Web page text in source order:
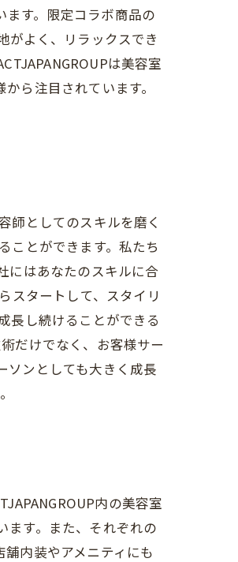
す。限定コラボ商品の
がよく、リラックスでき
は美容室
ら注目されています。
師としてのスキルを磨く
ことができます。私たち
にはあなたのスキルに合
スタートして、スタイリ
長し続けることができる
だけでなく、お客様サー
ソンとしても大きく成長
内の美容室
ます。また、それぞれの
内装やアメニティにも